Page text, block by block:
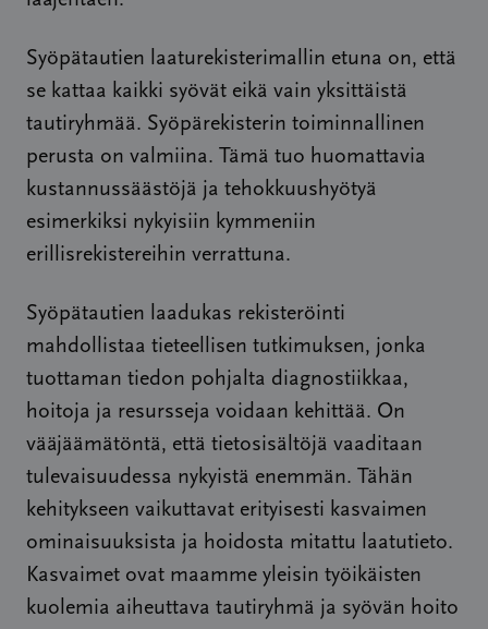
Syöpätautien laaturekisterimallin etuna on, että
se kattaa kaikki syövät eikä vain yksittäistä
tautiryhmää. Syöpärekisterin toiminnallinen
perusta on valmiina. Tämä tuo huomattavia
kustannussäästöjä ja tehokkuushyötyä
esimerkiksi nykyisiin kymmeniin
erillisrekistereihin verrattuna.
Syöpätautien laadukas rekisteröinti
mahdollistaa tieteellisen tutkimuksen, jonka
tuottaman tiedon pohjalta diagnostiikkaa,
hoitoja ja resursseja voidaan kehittää. On
vääjäämätöntä, että tietosisältöjä vaaditaan
tulevaisuudessa nykyistä enemmän. Tähän
kehitykseen vaikuttavat erityisesti kasvaimen
ominaisuuksista ja hoidosta mitattu laatutieto.
Kasvaimet ovat maamme yleisin työikäisten
kuolemia aiheuttava tautiryhmä ja syövän hoito